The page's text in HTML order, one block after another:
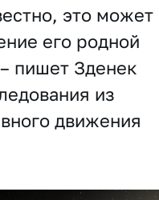
это может
его родной
пишет Зденек
из
движения